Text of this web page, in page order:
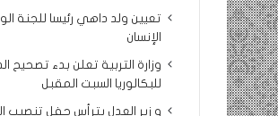
تعيين ولد داهي رئيسا للجنة
الإنسان
وزارة التربية تعلن بدء تصحيح
للبكالوريا السبت المقبل
و زير العدل يترأس حفل تنصيب